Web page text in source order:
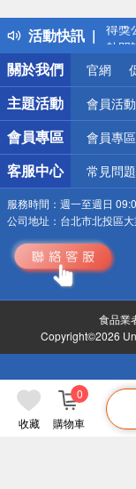
收藏 購物車
0
活動快訊
得獎
熱門
銀行
偏遠
詐騙
關於我們
官網
主題活動 會員活動
會員專區 會員專區
客服中心 常見問題
服務時間： 週一至週日
公司地址： 台北市北投區
食品業
Copyright©2026